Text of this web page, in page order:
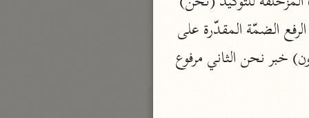
القرآن – تدبّر وعمل
شركة الخبرات الذكية
نحو ٣ مجلدات